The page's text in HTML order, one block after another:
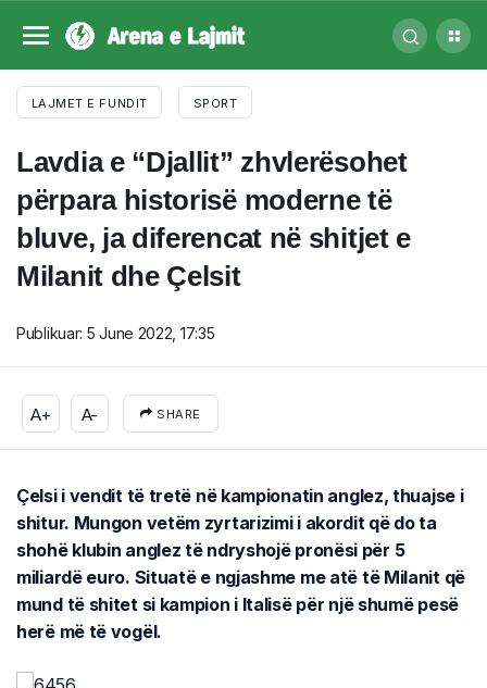
LAJMET E FUNDIT SPORT
Lavdia e “Djallit” zhvlerësohet
përpara historisë moderne të
bluve, ja diferencat në shitjet e
Milanit dhe Çelsit
Publikuar: 5 June 2022, 17:35
A+ A- SHARE
Çelsi i vendit të tretë në kampionatin anglez, thuajse i
shitur. Mungon vetëm zyrtarizimi i akordit që do ta
shohë klubin anglez të ndryshojë pronësi për 5
miliardë euro. Situatë e ngjashme me atë të Milanit që
mund të shitet si kampion i Italisë për një shumë pesë
herë më të vogël.